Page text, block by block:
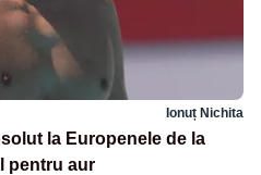
Ionuț Nichita
la Europenele de la
pentru aur